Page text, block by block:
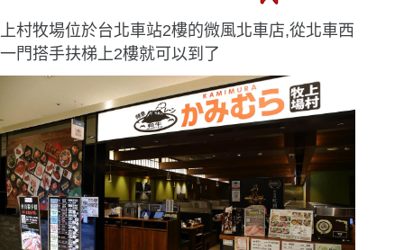
上村牧場位於台北車站2樓的微風北車店,從北車西
一門搭手扶梯上2樓就可以到了